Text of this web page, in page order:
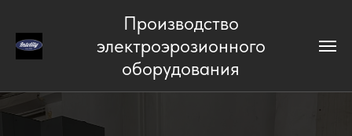
Производство
электроэрозионного
оборудования